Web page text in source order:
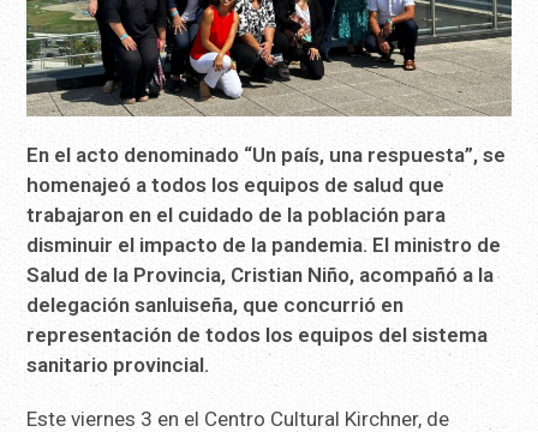
En el acto denominado “Un país, una respuesta”, se
homenajeó a todos los equipos de salud que
trabajaron en el cuidado de la población para
disminuir el impacto de la pandemia. El ministro de
Salud de la Provincia, Cristian Niño, acompañó a la
delegación sanluiseña, que concurrió en
representación de todos los equipos del sistema
sanitario provincial.
Este viernes 3 en el Centro Cultural Kirchner, de